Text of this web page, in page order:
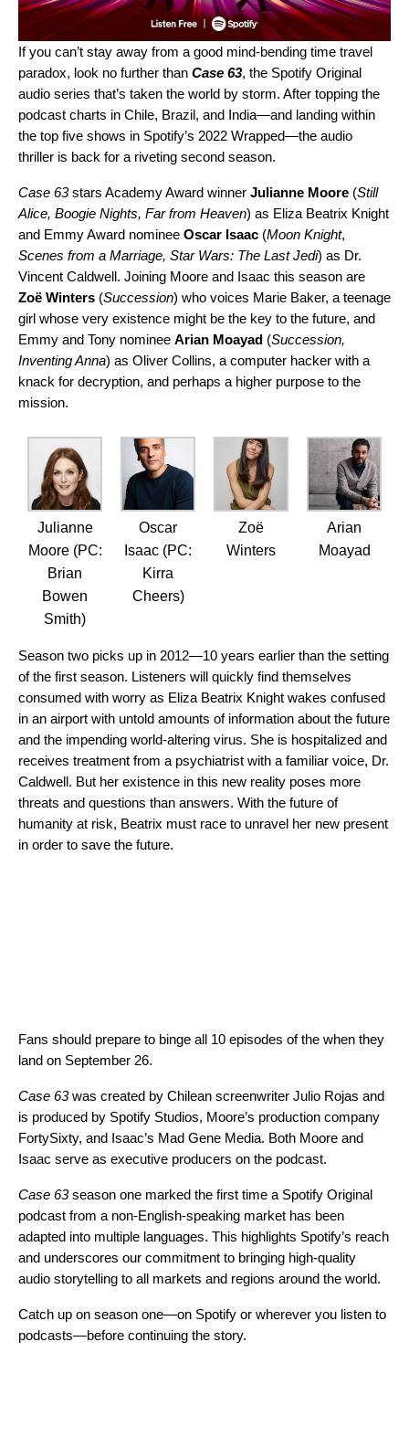
If you can’t stay away from a good mind-bending time travel
paradox, look no further than Case 63, the Spotify Original
audio series that’s taken the world by storm. After topping the
podcast charts in Chile, Brazil, and India—and landing within
the top five shows in Spotify’s 2022 Wrapped—the audio
thriller is back for a riveting second season.
Case 63stars Academy Award winner Julianne Moore (Still
Alice, Boogie Nights, Far from Heaven) as Eliza Beatrix Knight
and Emmy Award nominee Oscar Isaac (Moon Knight,
Scenes from a Marriage, Star Wars: The Last Jedi) as Dr.
Vincent Caldwell. Joining Moore and Isaac this season are
Zoë Winters (Succession) who voices Marie Baker, a teenage
girl whose very existence might be the key to the future, and
Emmy and Tony nominee Arian Moayad (Succession,
Inventing Anna) as Oliver Collins, a computer hacker with a
knack for decryption, and perhaps a higher purpose to the
mission.
Julianne
Moore (PC:
Brian
Bowen
Smith)
Oscar
Isaac (PC:
Kirra
Cheers)
Zoë
Winters
Arian
Moayad
Season two picks up in 2012—10 years earlier than the setting
of the first season. Listeners will quickly find themselves
consumed with worry as Eliza Beatrix Knight wakes confused
in an airport with untold amounts of information about the future
and the impending world-altering virus. She is hospitalized and
receives treatment from a psychiatrist with a familiar voice, Dr.
Caldwell. But her existence in this new reality poses more
threats and questions than answers. With the future of
humanity at risk, Beatrix must race to unravel her new present
in order to save the future.
Fans should prepare to binge all 10 episodes of the when they
land on September 26.
Case 63was created by Chilean screenwriter Julio Rojas and
is produced by Spotify Studios, Moore’s production company
FortySixty, and Isaac’s Mad Gene Media. Both Moore and
Isaac serve as executive producers on the podcast.
Case 63season one marked the first time a Spotify Original
podcast from a non-English-speaking market has been
adapted into multiple languages. This highlights Spotify’s reach
and underscores our commitment to bringing high-quality
audio storytelling to all markets and regions around the world.
Catch up on season one—on Spotify or wherever you listen to
podcasts—before continuing the story.